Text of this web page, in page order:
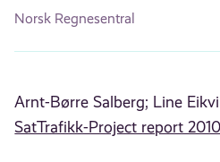
Norsk Regnesentral
Arnt-Børre Salberg; Line
SatTrafikk-Project report 2010